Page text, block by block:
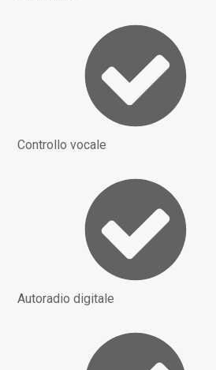
Controllo vocale
Autoradio digitale